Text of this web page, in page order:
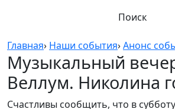
Поиск
Главная› Наши события›Анонс
Музыкальный
Веллум. Николина
Счастливы сообщить, что в